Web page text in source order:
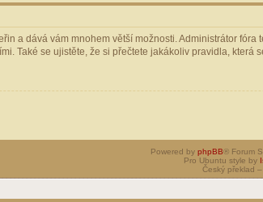
a dává vám mnohem větší možnosti. Administrátor
Také se ujistěte, že si přečtete jakákoliv pravidla, která
Powered by phpBB® Forum
Pro Ubuntu style by
Český překlad –